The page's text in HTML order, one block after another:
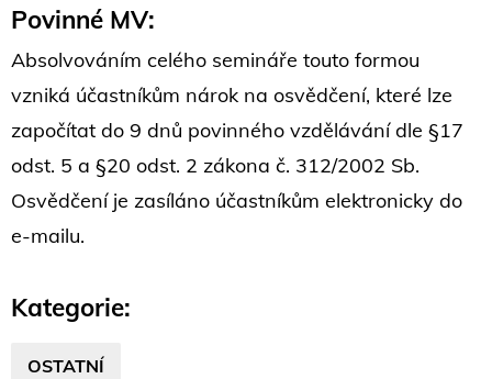
Povinné MV:
Absolvováním celého semináře touto formou
vzniká účastníkům nárok na osvědčení, které lze
započítat do 9 dnů povinného vzdělávání dle §17
odst. 5 a §20 odst. 2 zákona č. 312/2002 Sb.
Osvědčení je zasíláno účastníkům elektronicky do
e-mailu.
Kategorie:
OSTATNÍ